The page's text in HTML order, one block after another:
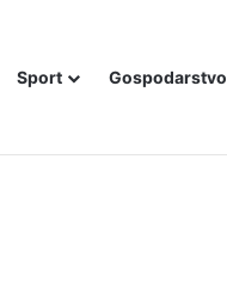
Sport Gospodarstvo